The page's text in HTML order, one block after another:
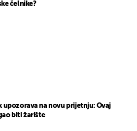
čelnike?
upozorava na novu prijetnju: Ovaj
biti žarište